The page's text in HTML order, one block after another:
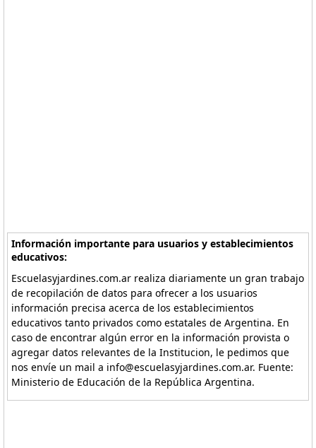
Información importante para usuarios y establecimientos
educativos:
Escuelasyjardines.com.ar realiza diariamente un gran trabajo
de recopilación de datos para ofrecer a los usuarios
información precisa acerca de los establecimientos
educativos tanto privados como estatales de Argentina. En
caso de encontrar algún error en la información provista o
agregar datos relevantes de la Institucion, le pedimos que
nos envíe un mail a info@escuelasyjardines.com.ar. Fuente:
Ministerio de Educación de la República Argentina.